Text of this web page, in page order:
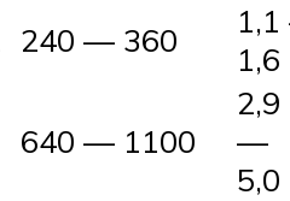
240 — 360
1,1
1,6
640 — 1100
2,9
—
5,0